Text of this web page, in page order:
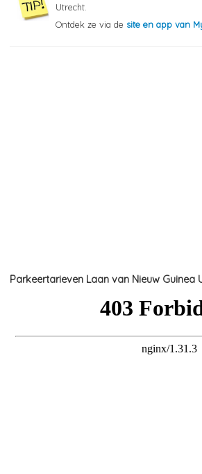
Utrecht.
Ontdek ze via de site en app van
Parkeertarieven Laan van Nieuw Guinea